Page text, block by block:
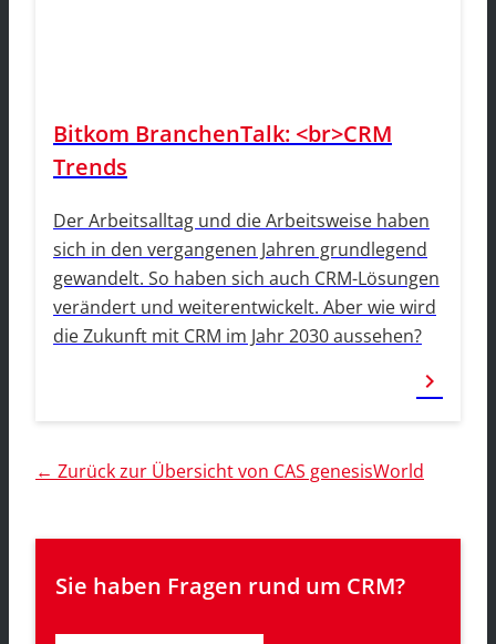
Bitkom BranchenTalk: <br>CRM
Trends
Der Arbeitsalltag und die Arbeitsweise haben
sich in den vergangenen Jahren grundlegend
gewandelt. So haben sich auch CRM-Lösungen
verändert und weiterentwickelt. Aber wie wird
die Zukunft mit CRM im Jahr 2030 aussehen?
chevron_right
← Zurück zur Übersicht von CAS genesisWorld
Sie haben Fragen rund um CRM?